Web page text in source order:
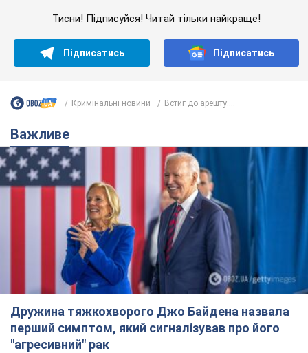
Тисни! Підписуйся! Читай тільки найкраще!
Підписатись Підписатись
Кримінальні новини Встиг до арешту:...
Важливе
Дружина тяжкохворого Джо Байдена назвала
перший симптом, який сигналізував про його
"агресивний" рак